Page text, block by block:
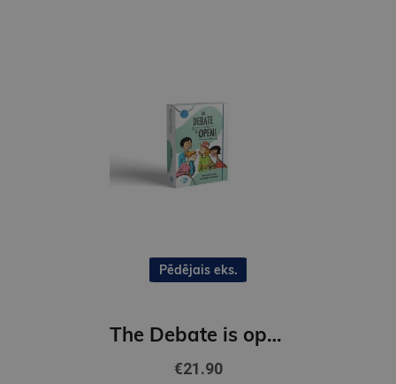
Pēdējais eks.
The Debate is open! (B1)
€21.90